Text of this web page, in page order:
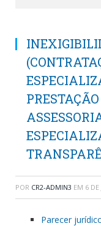
POR CR2-ADMIN3 EM 6 DE
Parecer